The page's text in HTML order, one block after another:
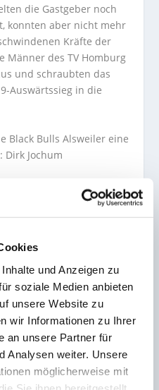
und Anzeigen zu
soziale Medien anbieten
unsere Website zu
wir Informationen zu Ihrer
an unsere Partner für
Analysen weiter. Unsere
möglicherweise mit
die Gastgeber noch
konnten aber nicht mehr
Kräfte der
Männer des TV Homburg
und schraubten das
Auswärtssieg in die
Black Bulls Alsweiler eine
: Dirk Jochum
NÄCHSTE
HSG Dudweiler-Fischbach
& SaarSport News werden